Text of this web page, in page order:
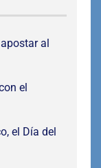
al
el
el Día del